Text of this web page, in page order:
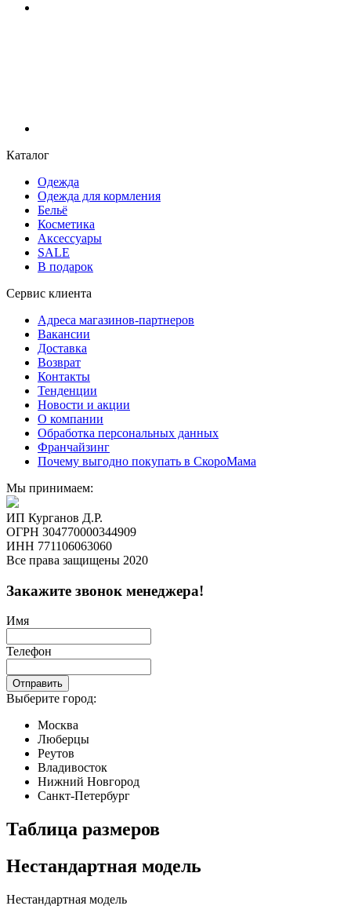
Каталог
Одежда
Одежда для кормления
Бельё
Косметика
Аксессуары
SALE
В подарок
Сервис клиента
Адреса магазинов-партнеров
Вакансии
Доставка
Возврат
Контакты
Тенденции
Новости и акции
О компании
Обработка персональных данных
Франчайзинг
Почему выгодно покупать в СкороМама
Мы принимаем:
ИП Курганов Д.Р.
ОГРН 304770000344909
ИНН 771106063060
Все права защищены 2020
Закажите звонок менеджера!
Имя
Телефон
Отправить
Выберите город:
Москва
Люберцы
Реутов
Владивосток
Нижний Новгород
Санкт-Петербург
Таблица размеров
Нестандартная модель
Нестандартная модель